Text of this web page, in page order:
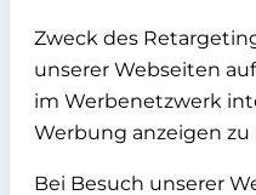
Zweck des
unserer Webseiten
im Werbenetzwerk
Werbung anzeigen zu
Bei Besuch unserer